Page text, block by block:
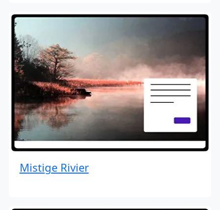
Mistige Rivier